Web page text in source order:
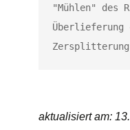
"Mühlen" des
Überlieferung
aktualisiert am: